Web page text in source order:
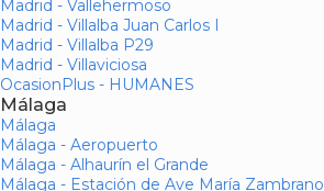
Madrid - Vallehermoso
Madrid - Villalba Juan Carlos I
Madrid - Villalba P29
Madrid - Villaviciosa
OcasionPlus - HUMANES
Málaga
Málaga
Málaga - Aeropuerto
Málaga - Alhaurín el Grande
Málaga - Estación de Ave María Zambrano